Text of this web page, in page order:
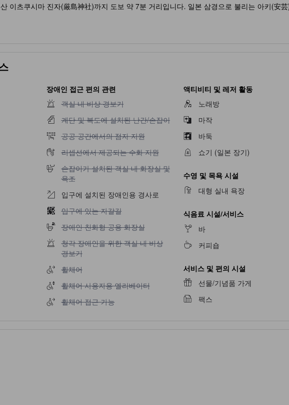
이츠쿠시마 진자(厳島神社)까지 도보 약 7분 거리입니다. 일본 삼경으로 불리는 아키(安
장애인 접근 편의 관련
객실 내 비상 경보기 이용 불가
객실 내 비상 경보기
계단 및 복도에 설치된 난간/손잡이 이용 불가
계단 및 복도에 설치된 난간/손잡이
공공 공간에서의 점자 지원 이용 불가
공공 공간에서의 점자 지원
리셉션에서 제공되는 수화 지원 이용 불가
리셉션에서 제공되는 수화 지원
손잡이가 설치된 객실 내 화장실 및 욕조 이용 불가
손잡이가 설치된 객실 내 화장실 및
욕조
입구에 설치된 장애인용 경사로
입구에 있는 자갈길 이용 불가
입구에 있는 자갈길
장애인 친화형 공용 화장실 이용 불가
장애인 친화형 공용 화장실
청각 장애인을 위한 객실 내 비상 경보기 이용 불가
청각 장애인을 위한 객실 내 비상
경보기
휠체어 이용 불가
휠체어
휠체어 사용자용 엘리베이터 이용 불가
휠체어 사용자용 엘리베이터
휠체어 접근 가능 이용 불가
휠체어 접근 가능
액티비티 및 레저 활동
노래방
마작
바둑
쇼기 (일본 장기)
수영 및 목욕 시설
대형 실내 욕장
식음료 시설/서비스
바
커피숍
서비스 및 편의 시설
선물/기념품 가게
팩스